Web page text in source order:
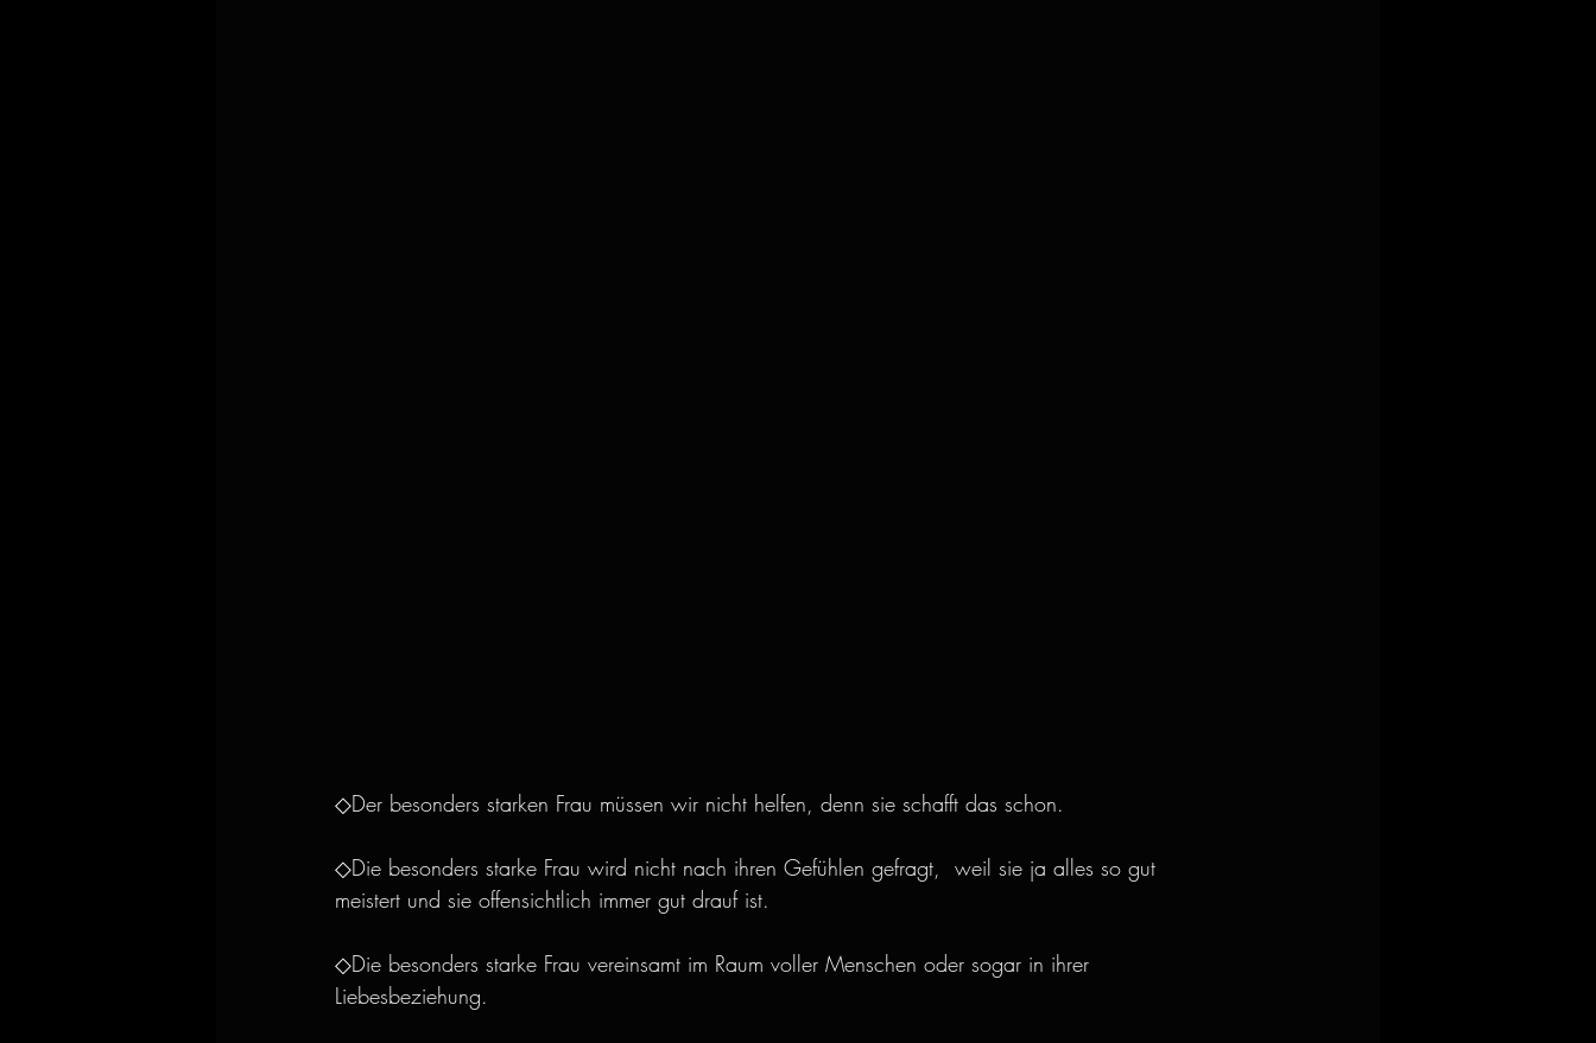
◇Der besonders starken Frau müssen wir nicht helfen, denn sie schafft das schon.
◇Die besonders starke Frau wird nicht nach ihren Gefühlen gefragt,  weil sie ja alles so gut
meistert und sie offensichtlich immer gut drauf ist.
◇Die besonders starke Frau vereinsamt im Raum voller Menschen oder sogar in ihrer
Liebesbeziehung.